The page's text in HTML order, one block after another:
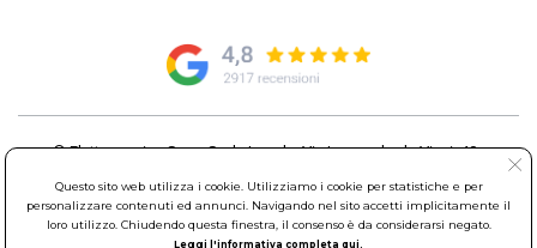
© Elettroservice Spa - Sede Legale: Via Leonardo da Vinci, 40 -
Partita Iva: 01586761007 - Codice Fiscale: 06634500588 Capitale
Sociale 1.600.000,00 Euro i.v. Iscritto al Registro delle Imprese di
Roma REA: RM-535144
Questo sito web utilizza i cookie. Utilizziamo i cookie per statistiche e per
personalizzare contenuti ed annunci. Navigando nel sito accetti implicitamente il
loro utilizzo. Chiudendo questa finestra, il consenso è da considerarsi negato.
Leggi l'informativa completa qui.